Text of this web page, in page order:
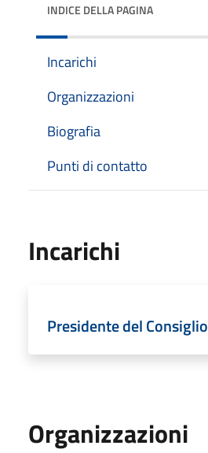
INDICE DELLA PAGINA
Incarichi
Organizzazioni
Biografia
Punti di contatto
Incarichi
Presidente del Consiglio
Organizzazioni